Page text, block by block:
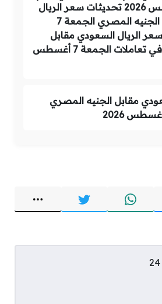
الجمعة 7 أغسطس 2026 تحديثات سعر الريال
السعودي مقابل الجنيه المصري الجمعة 7
أغسطس 2026 سعر الريال السعودي مقابل
الجنيه المصري في تعاملات الجمعة 7 أغسطس
مقابل الجنيه المصري
التواصل